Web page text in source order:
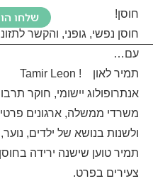
שלחו
חוסן!
חוסן נפשי, גופני, והקשר
עם…
תמיר לאון
! Tamir Leon
אנתרופולוג יישומי, חוקר
משרדי ממשלה, ארגונים
ולשנות בנושא של ילדים,
תמיר טוען שישנה ירידה
צעירים בפרט.